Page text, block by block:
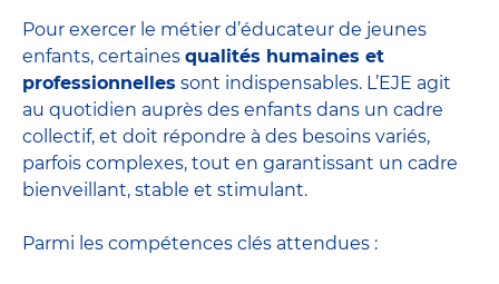
Pour exercer le métier d’éducateur de jeunes
enfants, certaines qualités humaines et
professionnelles sont indispensables. L’EJE agit
au quotidien auprès des enfants dans un cadre
collectif, et doit répondre à des besoins variés,
parfois complexes, tout en garantissant un cadre
bienveillant, stable et stimulant.
Parmi les compétences clés attendues :